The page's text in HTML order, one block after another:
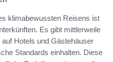
klimabewussten Reisens ist
Es gibt mittlerweile
Hotels und Gästehäuser
Standards einhalten. Diese